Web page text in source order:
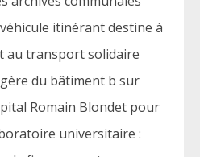
itinérant destine à
au transport solidaire
du bâtiment b sur
Romain Blondet pour
universitaire :